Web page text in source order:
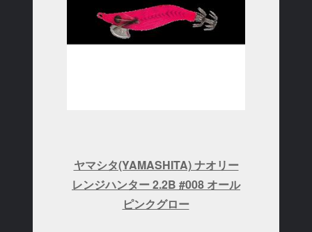
ヤマシタ(YAMASHITA) ナオリー
レンジハンター 2.2B #008 オール
ピンクグロー